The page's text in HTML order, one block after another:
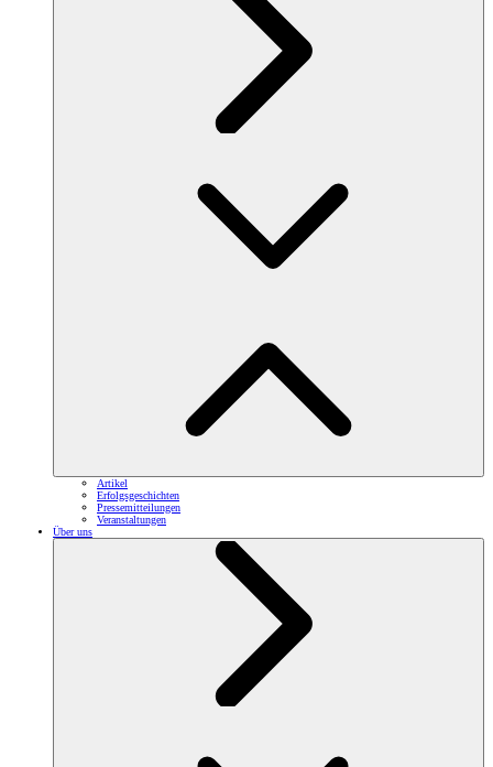
Artikel
Erfolgsgeschichten
Pressemitteilungen
Veranstaltungen
Über uns